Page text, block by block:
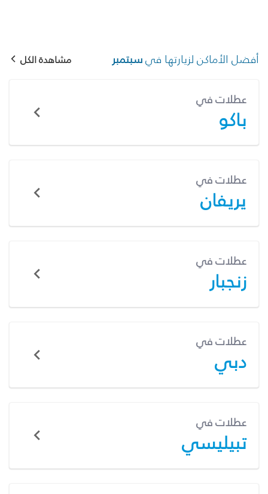
أفضل الأماكن لزيارتها فيسبتمبر مشاهدة الكل
عطلات في
باكو
عطلات في
يريفان
عطلات في
زنجبار
عطلات في
دبي
عطلات في
تبيليسي